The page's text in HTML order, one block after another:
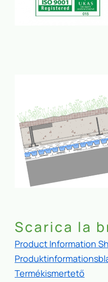
Scarica la
Product Information
Termékismertető